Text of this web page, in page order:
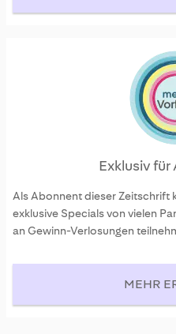
Exklusiv
Als Abonnent dieser Zeitschrift
exklusive Specials von vielen
an Gewinn-Verlosungen
MEHR